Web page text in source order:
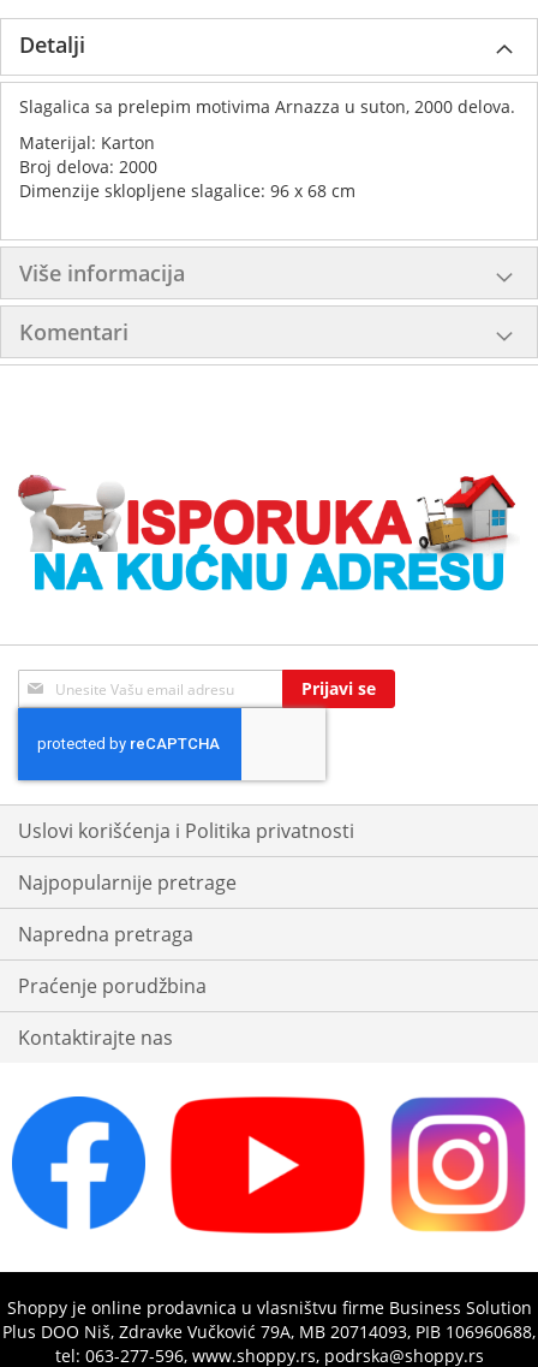
Detalji
Slagalica sa prelepim motivima Arnazza u suton, 2000 delova.
Materijal: Karton
Broj delova: 2000
Dimenzije sklopljene slagalice: 96 x 68 cm
Više informacija
Komentari
Sign
Up
Our
Newsletter:
Prijavi se
Uslovi korišćenja i Politika privatnosti
Najpopularnije pretrage
Napredna pretraga
Praćenje porudžbina
Kontaktirajte nas
Shoppy je online prodavnica u vlasništvu firme Business Solution
Plus DOO Niš, Zdravke Vučković 79A, MB 20714093, PIB 106960688,
tel: 063-277-596, www.shoppy.rs, podrska@shoppy.rs